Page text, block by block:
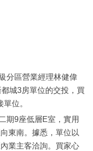
分區營業經理林健偉
城3房單位的交投，買
位。
期9座低層E室，實用
東南。據悉，單位以
業主客洽詢。買家心